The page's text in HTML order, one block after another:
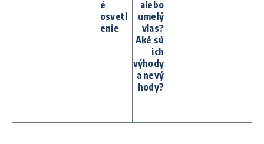
é
osvetl
enie
alebo
umelý
vlas?
Aké sú
ich
výhody
a nevý
hody?